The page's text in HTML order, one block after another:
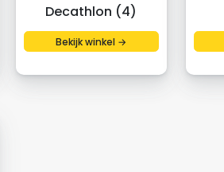
Decathlon (4)
Bekijk winkel →